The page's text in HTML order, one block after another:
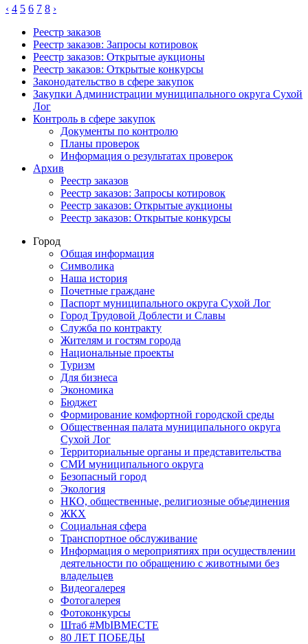
‹ 4 5 6 7 8 ›
Реестр заказов
Реестр заказов: Запросы котировок
Реестр заказов: Открытые аукционы
Реестр заказов: Открытые конкурсы
Законодательство в сфере закупок
Закупки Администрации муниципального округа Сухой
Лог
Контроль в сфере закупок
Документы по контролю
Планы проверок
Информация о результатах проверок
Архив
Реестр заказов
Реестр заказов: Запросы котировок
Реестр заказов: Открытые аукционы
Реестр заказов: Открытые конкурсы
Город
Общая информация
Символика
Наша история
Почетные граждане
Паспорт муниципального округа Сухой Лог
Город Трудовой Доблести и Славы
Служба по контракту
Жителям и гостям города
Национальные проекты
Туризм
Для бизнеса
Экономика
Бюджет
Формирование комфортной городской среды
Общественная палата муниципального округа
Сухой Лог
Территориальные органы и представительства
СМИ муниципального округа
Безопасный город
Экология
НКО, общественные, религиозные объединения
ЖКХ
Социальная сфера
Транспортное обслуживание
Информация о мероприятиях при осуществлении
деятельности по обращению с животными без
владельцев
Видеогалерея
Фотогалерея
Фотоконкурсы
Штаб #MbIBMECTE
80 ЛЕТ ПОБЕДЫ